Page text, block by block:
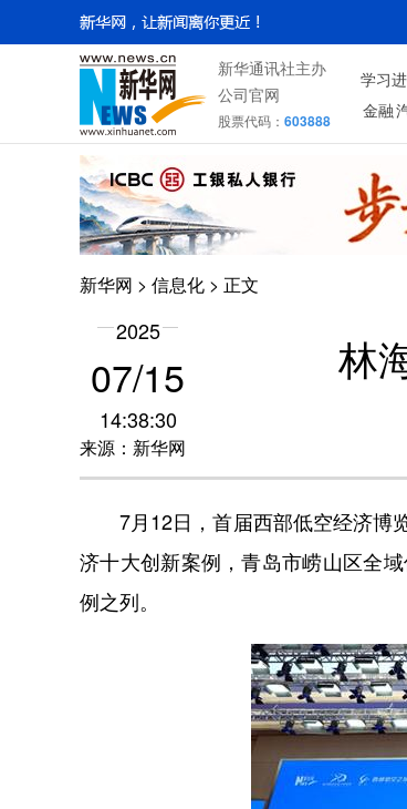
新华通讯社主办
公司官网
股票代码： 603888
学习
金融
新华网 > 信息化 > 正文
2025
07/15
14:38:30
来源：新华网
林
7 月 12日，首届西部低空经济博
济十大创新案例，青岛市崂山区全
例之列。